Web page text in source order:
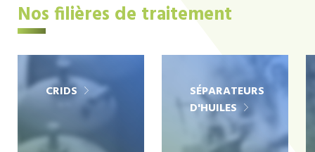
Nos filières de traitement
CRIDS
SÉPARATEURS
D'HUILES